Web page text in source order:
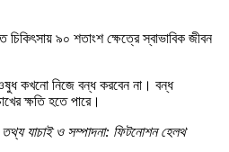
চিকিৎসায় ৯০ শতাংশ ক্ষেত্রে স্বাভাবিক জীবন
কখনো নিজে বন্ধ করবেন না। বন্ধ
ক্ষতি হতে পারে।
যাচাই ও সম্পাদনা: ফিটনোশন হেলথ